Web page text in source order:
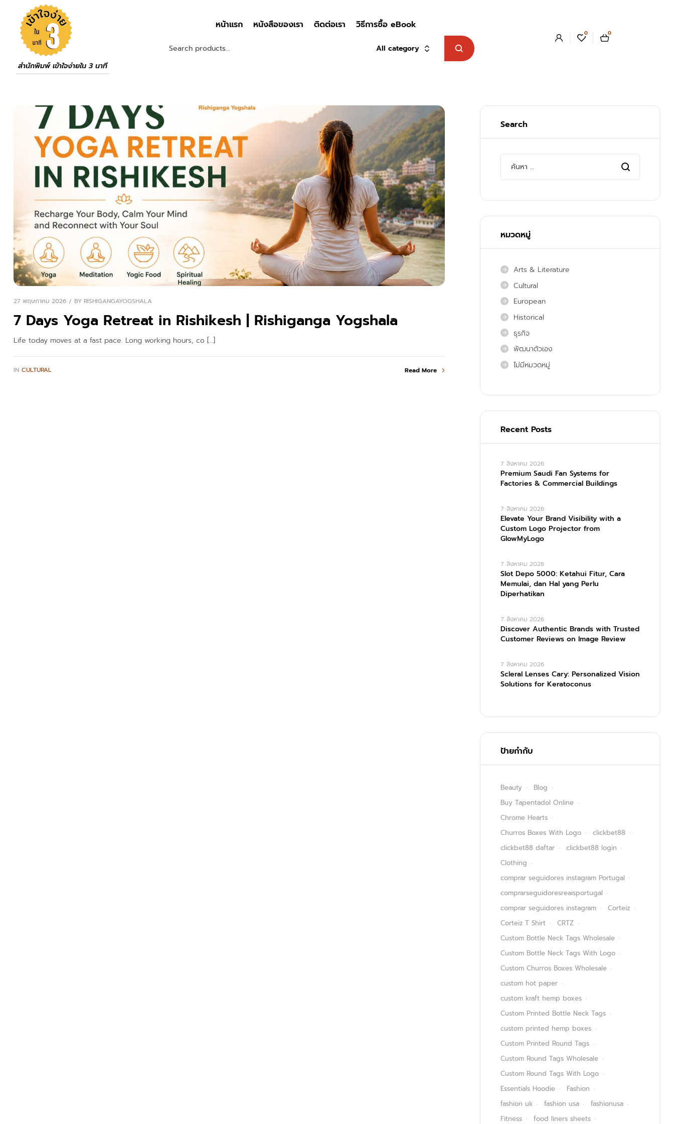
สำนักพิมพ์ เข้าใจง่ายใน 3 นาที
หน้าแรก หนังสือของเรา ติดต่อเรา วิธีการซื้อ eBook
All category
0 0
27 พฤษภาคม 2026 BY RISHIGANGAYOGSHALA
7 Days Yoga Retreat in Rishikesh | Rishiganga Yogshala
Life today moves at a fast pace. Long working hours, co […]
IN CULTURAL Read More
Search
หมวดหมู่
Arts & Literature
Cultural
European
Historical
ธุรกิจ
พัฒนาตัวเอง
ไม่มีหมวดหมู่
Recent Posts
7 สิงหาคม 2026
Premium Saudi Fan Systems for
Factories & Commercial Buildings
7 สิงหาคม 2026
Elevate Your Brand Visibility with a
Custom Logo Projector from
GlowMyLogo
7 สิงหาคม 2026
Slot Depo 5000: Ketahui Fitur, Cara
Memulai, dan Hal yang Perlu
Diperhatikan
7 สิงหาคม 2026
Discover Authentic Brands with Trusted
Customer Reviews on Image Review
7 สิงหาคม 2026
Scleral Lenses Cary: Personalized Vision
Solutions for Keratoconus
ป้ายกำกับ
Beauty
Blog
Buy Tapentadol Online
Chrome Hearts
Churros Boxes With Logo
clickbet88
clickbet88 daftar
clickbet88 login
Clothing
comprar seguidores instagram Portugal
comprarseguidoresreaisportugal
comprar seguidores instagram
Corteiz
Corteiz T Shirt
CRTZ
Custom Bottle Neck Tags Wholesale
Custom Bottle Neck Tags With Logo
Custom Churros Boxes Wholesale
custom hot paper
custom kraft hemp boxes
Custom Printed Bottle Neck Tags
custom printed hemp boxes
Custom Printed Round Tags
Custom Round Tags Wholesale
Custom Round Tags With Logo
Essentials Hoodie
Fashion
fashion uk
fashion usa
fashionusa
Fitness
food liners sheets